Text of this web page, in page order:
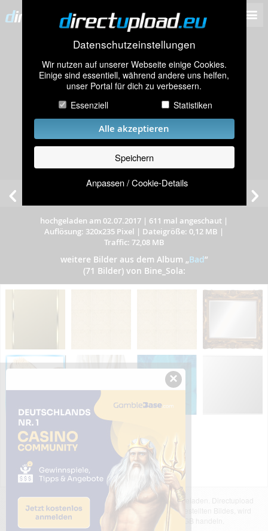
Datenschutzeinstellungen
Wir nutzen auf unserer Webseite einige Cookies.
Einige sind essentiell, während andere uns helfen,
unser Portal für dich zu verbessern.
Essenziell
Statistiken
Alle akzeptieren
Speichern
Anpassen / Cookie-Details
hochgeladen am 02.07.2017 | 611 mal angeschaut |
Auflösung: 320x235 Pixel | Dateigröße: 0,12 MB |
Traffic: 72,08 MB
weitere Bilder aus dem Album „Bad”
(71 Bilder) von Bine_Sola:
Das dargestellte Bild wurde von einem Nutzer hochgeladen. Directupload
übernimmt keinerlei Haftung für den Inhalt des dargestellten Bildes, wird
jedoch bei Verstößen nach §2(3) unserer AGB handeln.
×